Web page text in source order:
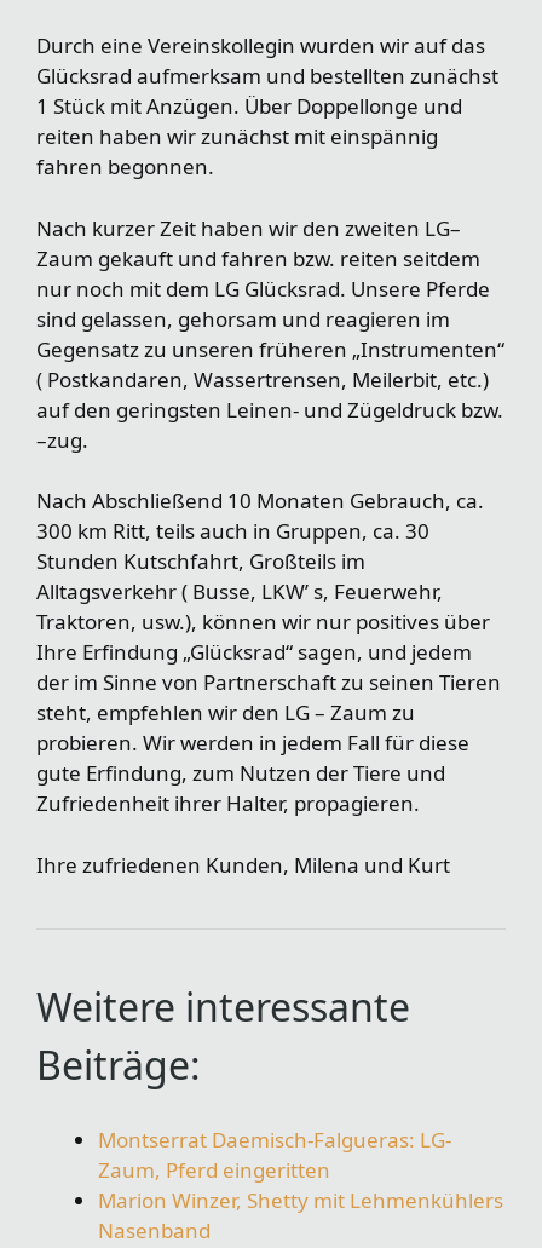
Durch eine Vereinskollegin wurden wir auf das
Glücksrad aufmerksam und bestellten zunächst
1 Stück mit Anzügen. Über Doppellonge und
reiten haben wir zunächst mit einspännig
fahren begonnen.
Nach kurzer Zeit haben wir den zweiten LG–
Zaum gekauft und fahren bzw. reiten seitdem
nur noch mit dem LG Glücksrad. Unsere Pferde
sind gelassen, gehorsam und reagieren im
Gegensatz zu unseren früheren „Instrumenten“
( Postkandaren, Wassertrensen, Meilerbit, etc.)
auf den geringsten Leinen- und Zügeldruck bzw.
–zug.
Nach Abschließend 10 Monaten Gebrauch, ca.
300 km Ritt, teils auch in Gruppen, ca. 30
Stunden Kutschfahrt, Großteils im
Alltagsverkehr ( Busse, LKW’ s, Feuerwehr,
Traktoren, usw.), können wir nur positives über
Ihre Erfindung „Glücksrad“ sagen, und jedem
der im Sinne von Partnerschaft zu seinen Tieren
steht, empfehlen wir den LG – Zaum zu
probieren. Wir werden in jedem Fall für diese
gute Erfindung, zum Nutzen der Tiere und
Zufriedenheit ihrer Halter, propagieren.
Ihre zufriedenen Kunden, Milena und Kurt
Weitere interessante
Beiträge:
Montserrat Daemisch-Falgueras: LG-
Zaum, Pferd eingeritten
Marion Winzer, Shetty mit Lehmenkühlers
Nasenband